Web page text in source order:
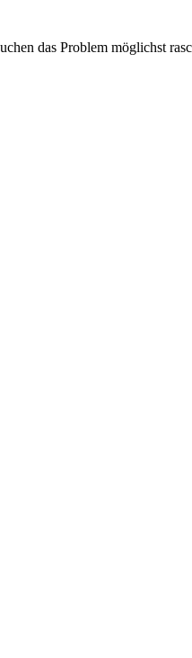
das Problem möglichst